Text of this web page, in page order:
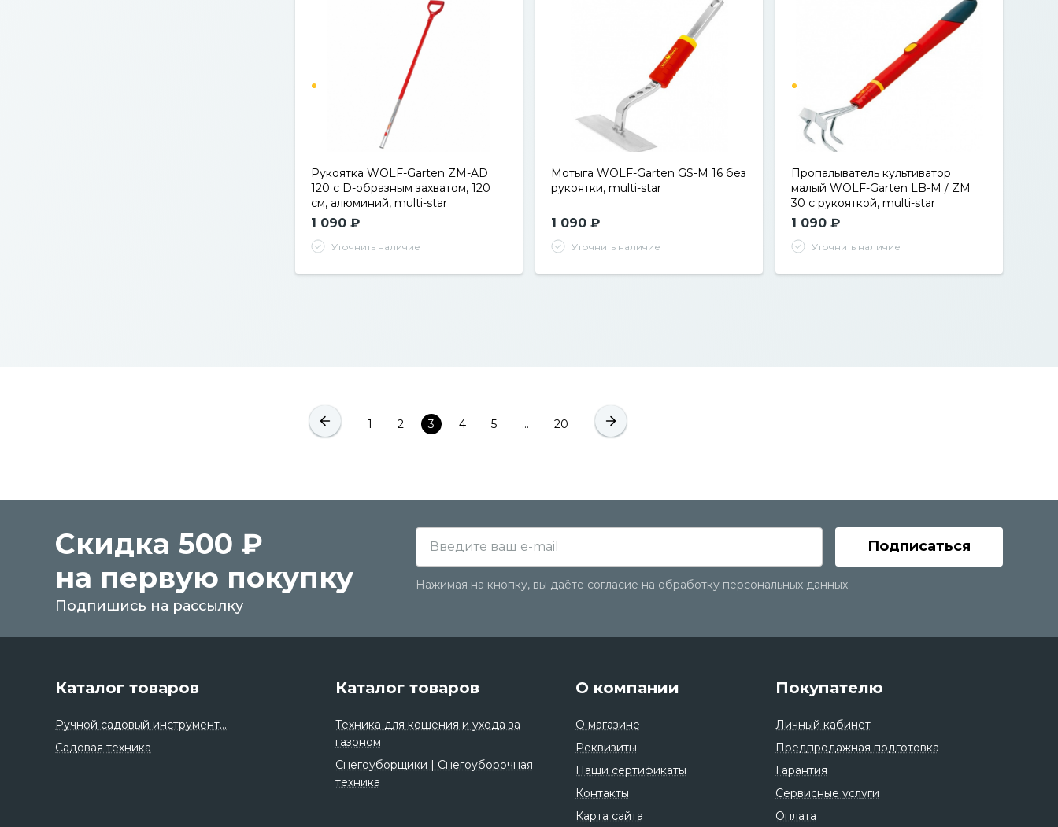
Рукоятка WOLF-Garten ZM-AD
120 с D-образным захватом, 120
см, алюминий, multi-star
1 090 ₽
Уточнить наличие
Мотыга WOLF-Garten GS-M 16 без
рукоятки, multi-star
1 090 ₽
Уточнить наличие
Пропалыватель культиватор
малый WOLF-Garten LB-M / ZM
30 с рукояткой, multi-star
1 090 ₽
Уточнить наличие
1 2 3 4 5 20
Скидка 500 ₽
на первую покупку
Подпишись на рассылку
Подписаться
Нажимая на кнопку, вы даёте согласие на обработку персональных данных.
Каталог товаров
Ручной садовый инструмент...
Садовая техника
Каталог товаров
Техника для кошения и ухода за
газоном
Снегоуборщики | Снегоуборочная
техника
О компании
О магазине
Реквизиты
Наши сертификаты
Контакты
Карта сайта
Покупателю
Личный кабинет
Предпродажная подготовка
Гарантия
Сервисные услуги
Оплата